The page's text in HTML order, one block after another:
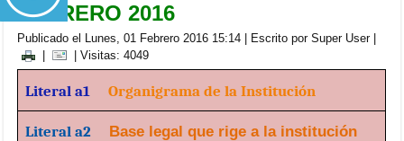
FEBRERO 2016
Publicado el Lunes, 01 Febrero 2016 15:14 Escrito por Super User|
| Visitas: 4049
Literal a1 Organigrama de la Institución
Literal a2 Base legal que rige a la institución